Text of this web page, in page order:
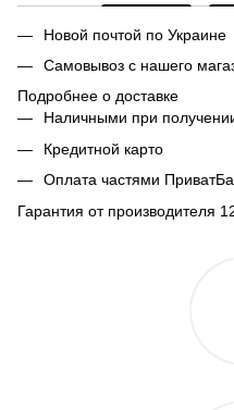
Новой почтой по
Самовывоз с нашего
Подробнее о доставке
Наличными при
Кредитной карто
Оплата частями
Гарантия от производителя